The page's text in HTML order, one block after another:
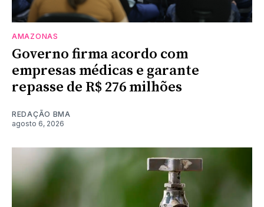
AMAZONAS
Governo firma acordo com
empresas médicas e garante
repasse de R$ 276 milhões
REDAÇÃO BMA
agosto 6, 2026